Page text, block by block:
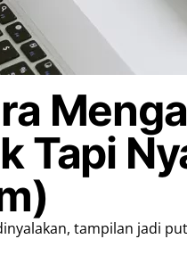
Tapi
tampilan jadi